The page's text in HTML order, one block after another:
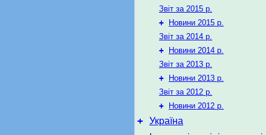
Звіт за 2015 р.
+
Новини 2015 р.
Звіт за 2014 р.
+
Новини 2014 р.
Звіт за 2013 р.
+
Новини 2013 р.
Звіт за 2012 р.
+
Новини 2012 р.
+ Україна